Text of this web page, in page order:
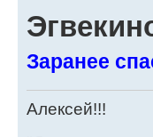
Заранее
Алексей!!!